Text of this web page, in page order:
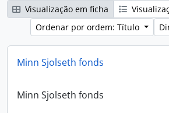
Visualização em ficha
Ordenar por ordem: Título
Minn Sjolseth fonds
Minn Sjolseth fonds